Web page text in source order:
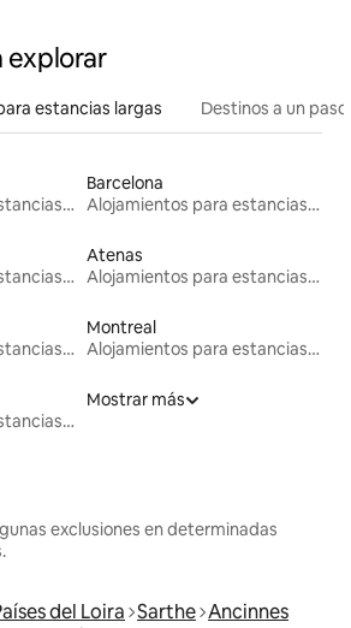
explorar
estancias largas Destinos a un
Alojamientos para estancias largas
Barcelona
Alojamientos para estancias largas
Alojamientos para estancias largas
Atenas
Alojamientos para estancias largas
Alojamientos para estancias largas
Montreal
Alojamientos para estancias largas
Alojamientos para estancias largas
Mostrar más
exclusiones en determinadas
del Loira Sarthe Ancinnes